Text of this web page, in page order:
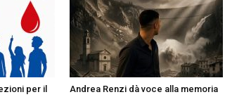
per il
Andrea Renzi dà voce alla memoria